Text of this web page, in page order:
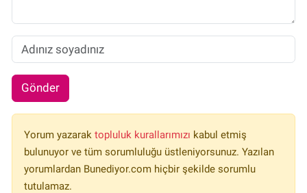
Gönder
Yorum yazarak topluluk kurallarımızı kabul etmiş
bulunuyor ve tüm sorumluluğu üstleniyorsunuz. Yazılan
yorumlardan Bunediyor.com hiçbir şekilde sorumlu
tutulamaz.